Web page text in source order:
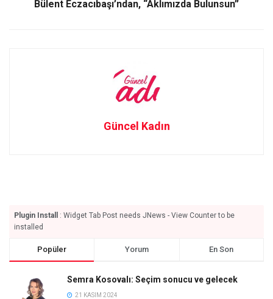
Bülent Eczacıbaşı’ndan, “Aklımızda Bulunsun”
Güncel Kadın
Plugin Install
: Widget Tab Post needs JNews - View Counter to be
installed
Popüler Yorum En Son
Semra Kosovalı: Seçim sonucu ve gelecek
21 KASIM 2024